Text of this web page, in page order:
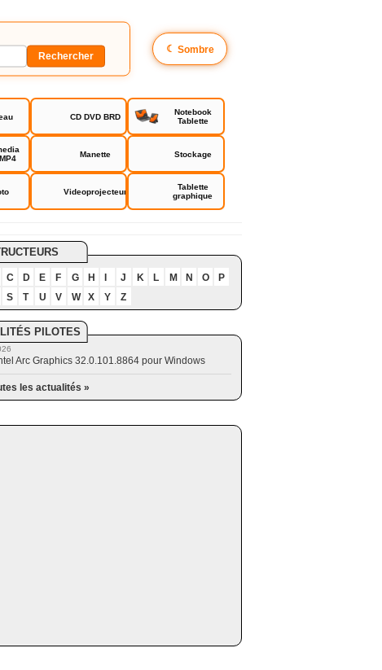
☾ Sombre
CD DVD BRD
Notebook
Tablette
Manette Stockage
Videoprojecteur
Tablette
graphique
C D E F G H J K L M N O
P
S T U V W X Y Z
PILOTES
Arc Graphics 32.0.101.8864 pour Windows
les actualités »